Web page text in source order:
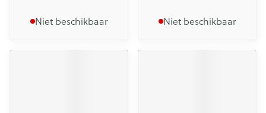
Niet beschikbaar Niet beschikbaar